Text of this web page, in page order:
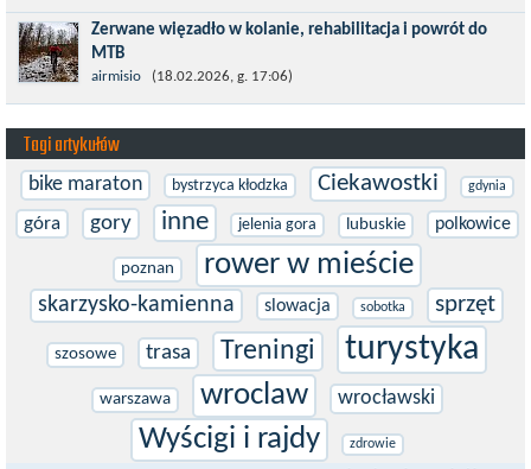
jest powrót do sportowej rywalizacji. Podczas zawodów znikają
bariery,...
Zerwane więzadło w kolanie, rehabilitacja i powrót do
MTB
W sporcie nie ma kalkulacji, niezależnie od stopnia
zaawansowania. Trenujesz, startujesz w zawodach i chcesz po
prostu oddać się grze, dać z siebie...
airmisio (18.02.2026, g. 17:06)
Tagi artykułów
bike maraton bystrzyca kłodzka Ciekawostki gdynia
góra gory inne jelenia gora lubuskie polkowice
poznan rower w mieście
skarzysko-kamienna slowacja sobotka sprzęt
szosowe trasa Treningi turystyka
warszawa wroclaw wrocławski
Wyścigi i rajdy zdrowie